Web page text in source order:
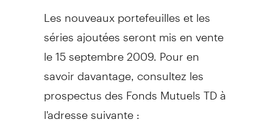
Les nouveaux portefeuilles et les
séries ajoutées seront mis en vente
le 15 septembre 2009. Pour en
savoir davantage, consultez les
prospectus des Fonds Mutuels TD à
l'adresse suivante :